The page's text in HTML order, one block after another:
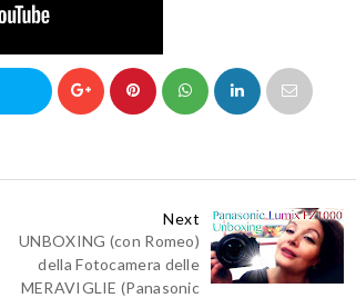
Next
UNBOXING (con Romeo)
della Fotocamera delle
MERAVIGLIE (Panasonic